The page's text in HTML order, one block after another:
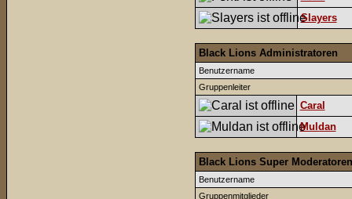
Slayers
Black Lions Administratoren
Benutzername
Gruppenleiter
Caral
Muldan
Black Lions Super Moderatoren
Benutzername
Gruppenmitglieder